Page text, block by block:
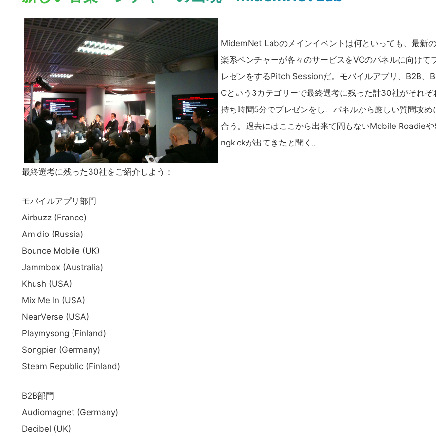
MidemNet Labのメインイベントは何といっても、最新
楽系ベンチャーが各々のサービスをVCのパネルに向けて
レゼンをするPitch Sessionだ。モバイルアプリ、B2B、
Cという3カテゴリーで最終選考に残った計30社がそれぞ
持ち時間5分でプレゼンをし、パネルから厳しい質問攻め
合う。過去にはここから出来て間もないMobile Roadieや
ngkickが出てきたと聞く。
最終選考に残った30社をご紹介しよう：
モバイルアプリ部門
Airbuzz (France)
Amidio (Russia)
Bounce Mobile (UK)
Jammbox (Australia)
Khush (USA)
Mix Me In (USA)
NearVerse (USA)
Playmysong (Finland)
Songpier (Germany)
Steam Republic (Finland)
B2B部門
Audiomagnet (Germany)
Decibel (UK)